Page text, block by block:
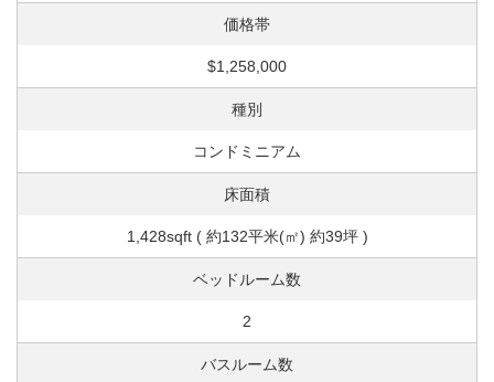
価格帯
$1,258,000
種別
コンドミニアム
床面積
1,428sqft ( 約132平米(㎡) 約39坪 )
ベッドルーム数
2
バスルーム数